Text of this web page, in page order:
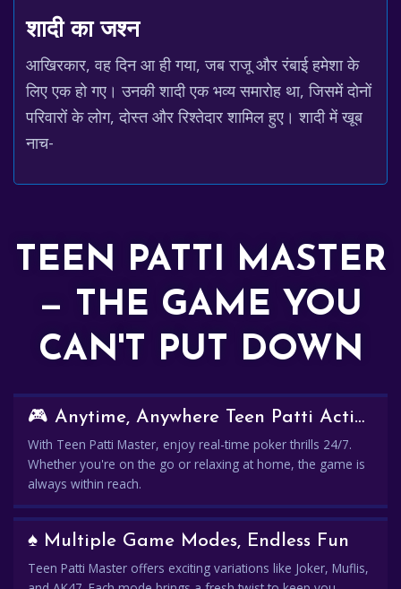
शादी का जश्न
आखिरकार, वह दिन आ ही गया, जब राजू और रंबाई हमेशा के
लिए एक हो गए। उनकी शादी एक भव्य समारोह था, जिसमें दोनों
परिवारों के लोग, दोस्त और रिश्तेदार शामिल हुए। शादी में खूब
नाच-
TEEN PATTI MASTER
— THE GAME YOU
CAN'T PUT DOWN
🎮 Anytime, Anywhere Teen Patti Action
With Teen Patti Master, enjoy real-time poker thrills 24/7.
Whether you're on the go or relaxing at home, the game is
always within reach.
♠️ Multiple Game Modes, Endless Fun
Teen Patti Master offers exciting variations like Joker, Muflis,